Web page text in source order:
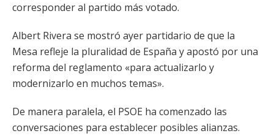
corresponder al partido más votado.
Albert Rivera se mostró ayer partidario de que la
Mesa refleje la pluralidad de España y apostó por una
reforma del reglamento «para actualizarlo y
modernizarlo en muchos temas».
De manera paralela, el PSOE ha comenzado las
conversaciones para establecer posibles alianzas.